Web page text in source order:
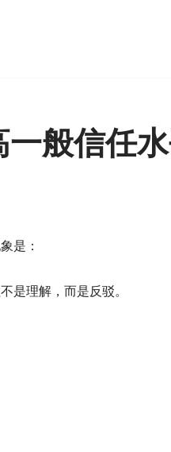
一般信任
是：
是理解，而是反驳。